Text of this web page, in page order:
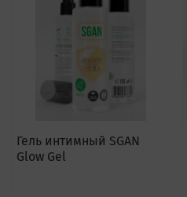
Гель интимный SGAN
Glow Gel